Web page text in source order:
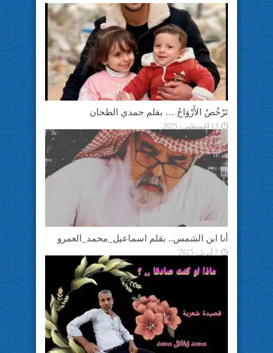
تَرْخُصُ الأَرْوَاحُ … بقلم حمدي الطحان
13 أغسطس، 2025
أنا ابن الشمس.. بقلم اسماعيل_محمد_العمرو
7 أبريل، 2025